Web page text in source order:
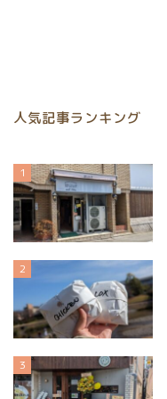
人気記事ランキング
1
2
3